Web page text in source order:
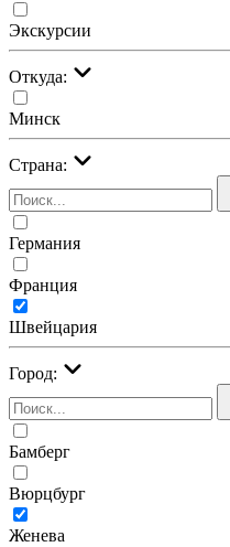
Экскурсии
Откуда:
Минск
Страна:
Германия
Франция
Швейцария
Город:
Бамберг
Вюрцбург
Женева